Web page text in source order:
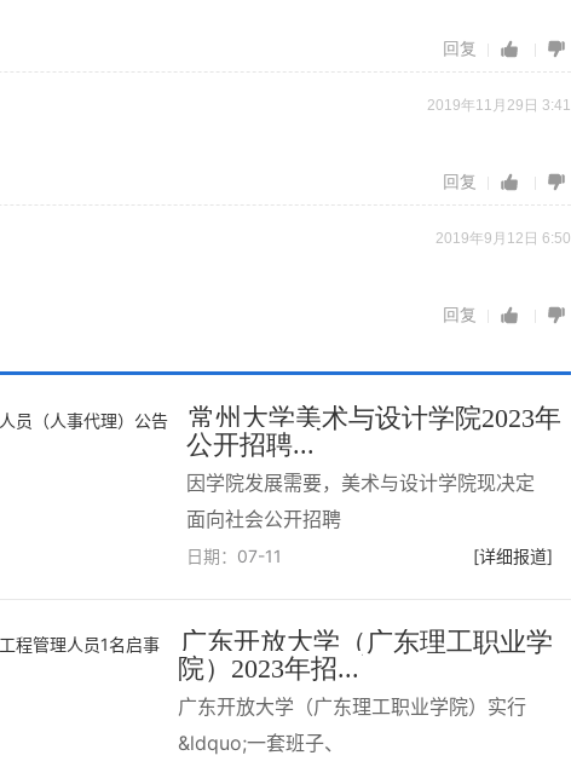
回复
2019年11月29日 3:41
回复
2019年9月12日 6:50
回复
常州大学美术与设计学院2023年
公开招聘...
因学院发展需要，美术与设计学院现决定
面向社会公开招聘
[详细报道]
日期： 07-11
广东开放大学（广东理工职业学
院）2023年招...
广东开放大学（广东理工职业学院）实行
&ldquo;一套班子、